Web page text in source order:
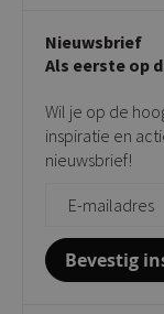
Privacy policy
Taupe stoelen
Tuinstoelen
Bijzettafels
Showroom
Contact
Giftcards
Nieuwsbrief
Als eerste op
Wil je op de
inspiratie en
nieuwsbrief!
Bevestig